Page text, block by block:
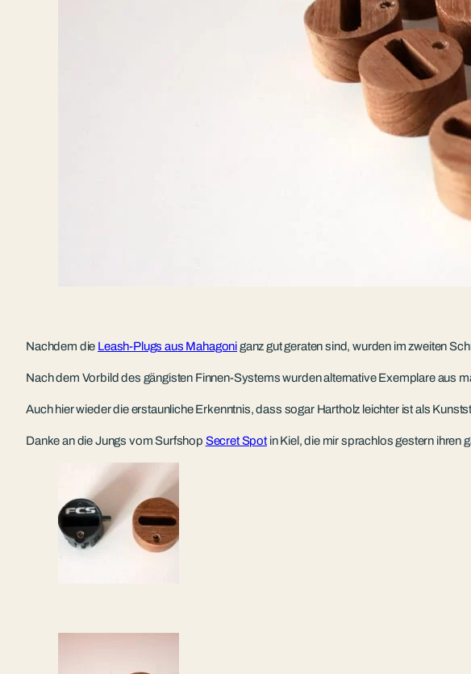
Nachdem die Leash-Plugs aus Mahagoniganz gut geraten sind, wurden im zweiten
Nach dem Vorbild des gängisten Finnen-Systems wurden alternative Exemplare aus
Auch hier wieder die erstaunliche Erkenntnis, dass sogar Hartholz leichter ist als
Danke an die Jungs vom Surfshop Secret Spotin Kiel, die mir sprachlos gestern ihren